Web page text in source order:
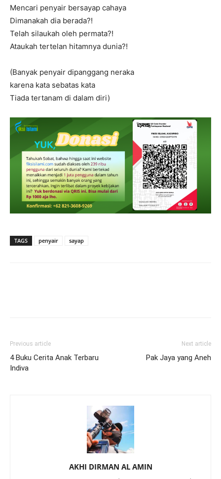
Mencari penyair bersayap cahaya
Dimanakah dia berada?!
Telah silaukah oleh permata?!
Ataukah tertelan hitamnya dunia?!
(Banyak penyair dipanggang neraka
karena kata sebatas kata
Tiada tertanam di dalam diri)
TAGS penyair sayap
Previous article
4 Buku Cerita Anak Terbaru
Indiva
Next article
Pak Jaya yang Aneh
AKHI DIRMAN AL AMIN